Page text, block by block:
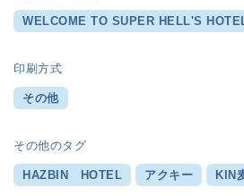
WELCOME TO SUPER HELL'S
印刷方式
その他
その他のタグ
HAZBIN HOTEL アクキー KIN